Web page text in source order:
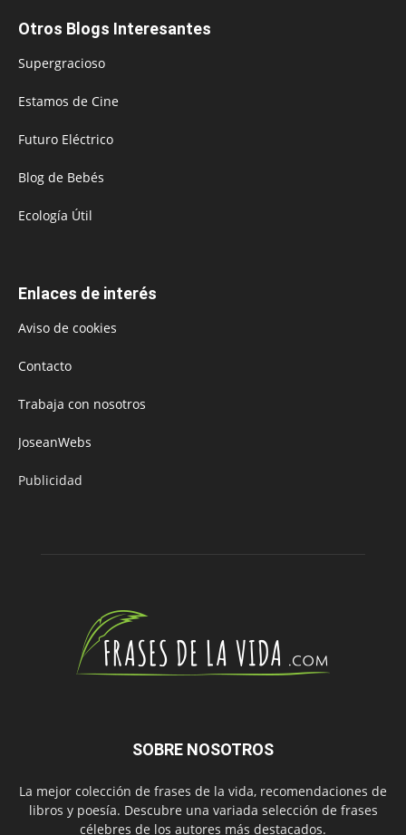
Otros Blogs Interesantes
Supergracioso
Estamos de Cine
Futuro Eléctrico
Blog de Bebés
Ecología Útil
Enlaces de interés
Aviso de cookies
Contacto
Trabaja con nosotros
JoseanWebs
Publicidad
SOBRE NOSOTROS
La mejor colección de frases de la vida, recomendaciones de
libros y poesía. Descubre una variada selección de frases
célebres de los autores más destacados.